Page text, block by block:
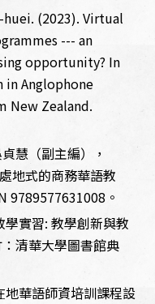
huei. (2023). Virtual
--- an
opportunity? In
in Anglophone
New Zealand.
慧（副主編），
地式的商務華語教
9789577631008。
實習: 教學創新與教
清華大學圖書館典
華語師資培訓課程設